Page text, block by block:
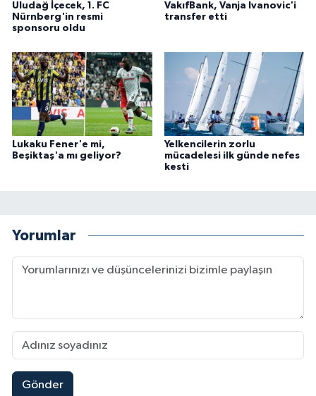
Uludağ İçecek, 1. FC
Nürnberg'in resmi
sponsoru oldu
VakıfBank, Vanja Ivanovic'i
transfer etti
Lukaku Fener'e mi,
Beşiktaş'a mı geliyor?
Yelkencilerin zorlu
mücadelesi ilk günde nefes
kesti
Yorumlar
Gönder